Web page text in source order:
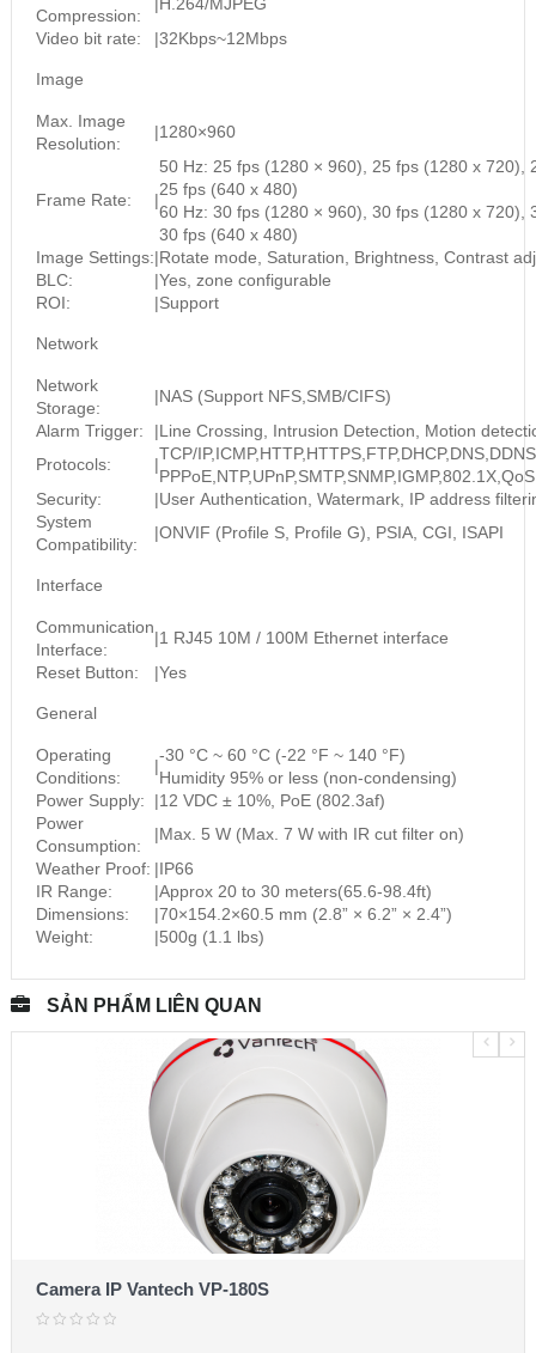
Compression:
Video bit rate:
|32Kbps~12Mbps
Image
Max. Image
Resolution:
|1280×960
Frame Rate: |
50 Hz: 25 fps (1280 × 960), 25 fps (1280 x 720),
25 fps (640 x 480)
60 Hz: 30 fps (1280 × 960), 30 fps (1280 x 720),
30 fps (640 x 480)
Image Settings:|Rotate mode, Saturation, Brightness, Contrast
BLC:
|Yes, zone configurable
ROI:
|Support
Network
Network
Storage:
|NAS (Support NFS,SMB/CIFS)
Alarm Trigger:
|Line Crossing, Intrusion Detection, Motion
Protocols:
|
TCP/
Security:
|User Authentication, Watermark, IP address
System
Compatibility:
|ONVIF (Profile S, Profile G), PSIA, CGI, ISAPI
Interface
Communication
Interface:
|1 RJ45 10M / 100M Ethernet interface
Reset Button:
|Yes
General
Operating
Conditions:
|
-30 °C ~ 60 °C (-22 °F ~ 140 °F)
Humidity 95% or less (non-condensing)
Power Supply:
|12 VDC ± 10%, PoE (802.3af)
Power
Consumption:
|Max. 5 W (Max. 7 W with IR cut filter on)
Weather Proof: |IP66
IR Range:
|Approx 20 to 30 meters(65.6-98.4ft)
Dimensions:
|70×154.2×60.5 mm (2.8” × 6.2” × 2.4”)
Weight:
|500g (1.1 lbs)
SẢN PHẨM LIÊN QUAN
Camera IP Vantech VP-180S